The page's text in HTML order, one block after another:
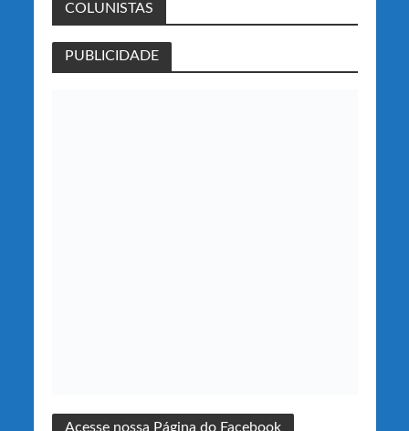
COLUNISTAS
PUBLICIDADE
Acesse nossa Página do Facebook